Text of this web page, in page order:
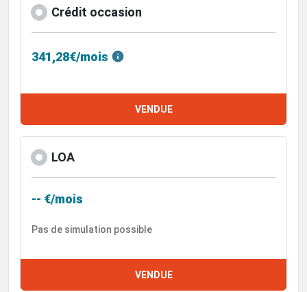
Crédit occasion
341,28€/mois
VENDUE
LOA
-- €/mois
Pas de simulation possible
VENDUE